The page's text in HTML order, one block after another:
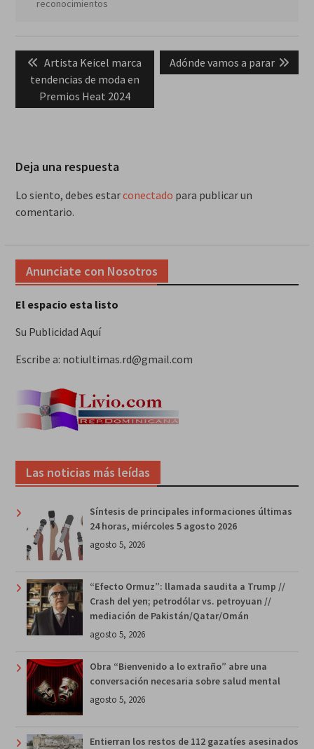
reconocimientos
Navegación
de
entradas
Previous
post:
Artista Keicel marca
tendencias de moda en
Premios Heat 2024
Next
post:
Adónde vamos a parar
Deja una respuesta
Lo siento, debes estarconectado para publicar un
comentario.
Anunciate con Nosotros
El espacio esta listo
Su Publicidad Aquí
Escribe a: notiultimas.rd@gmail.com
Las noticias más leídas
Síntesis de principales informaciones últimas
24 horas, miércoles 5 agosto 2026
agosto 5, 2026
“Efecto Ormuz”: llamada saudita a Trump //
Crash del yen; petrodólar vs. petroyuan //
mediación de Pakistán/Qatar/Omán
agosto 5, 2026
Obra “Bienvenido a lo extraño” abre una
conversación necesaria sobre salud mental
agosto 5, 2026
Entierran los restos de 112 gazatíes asesinados